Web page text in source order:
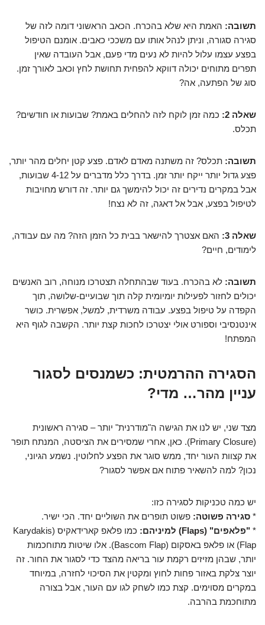
תשובה: האמת היא שלא בהכרח. הכאב הראשוני דומה לזה של
סגירה סגורה, וניתן לנהל אותו עם משככי כאבים. אומנם הטיפול
בפצע עצמו עלול להיות לא נעים מדי פעם, אבל העובדה שאין
תפרים מתוחים יכולה דווקא להפחית תחושת לחץ וכאב לאורך זמן.
סוג של הפתעה, אה?
שאלה 2:
כמה זמן לוקח לזה להחלים באמת? שבועות או חודשים?
תכלס.
תשובה: תכלס? זה משתנה מאדם לאדם. פצע קטן יחלים מהר יותר,
פצע גדול יותר ייקח יותר זמן. בדרך כלל מדברים על 4-12 שבועות,
אבל במקרים נדירים זה יכול להימשך גם יותר. זה דורש מחויבות
לטיפול בפצע, אבל אל דאגה, זה לא נצח!
שאלה 3:
האם אצטרך להישאר בבית כל הזמן הזה? מה עם עבודה,
לימודים, חיים?
תשובה: לא בהכרח. בעוד שבהתחלה תצטרכו מנוחה, רוב האנשים
יכולים לחזור לפעילות יומיומית קלה תוך שבועיים-שלושה, תוך
הקפדה על טיפול בפצע. עבודה משרדית, למשל, אפשרית. כושר
אינטנסיבי וספורט אולי יצטרכו לחכות קצת יותר. הקשבה לגוף היא
המפתח!
הסגירה ההרמטית: כשמנסים לסגור
עניין מהר… מדי?
מצד שני, יש לנו את הגישה ה"מודרנית" יותר – סגירה ראשונית
(Primary Closure). כאן, אחרי שמסירים את הציסטה, המנתח תופר
את קצוות העור יחד, ממש סוגר את הפצע לחלוטין. נשמע הגיוני,
נכון? למה להשאיר פתוח אם אפשר לסגור?
יש כמה טכניקות לסגירה כזו:
* סגירה פשוטה: פשוט תופרים את השוליים יחד. הכי ישיר.
* "פלאפים" (Flaps) למיניהם:
כמו פלאפ קארידאקיס (Karydakis
Flap) או פלאפ באסקום (Bascom Flap). אלו שיטות מתוחכמות
יותר, שבהן מזיזים רקמת עור בריאה מהצד כדי לסגור את החור. זה
יוצר צלקת באזור פחות לחוץ ומקטין את הסיכוי לחזרה, במיוחד
במקרים מסוימים. קצת כמו לשחק לגו עם העור, אבל בצורה
מתוחכמת בהרבה.